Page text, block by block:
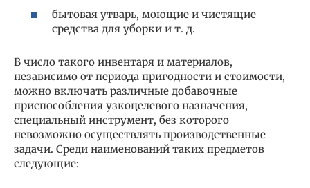
бытовая утварь, моющие и чистящие
средства для уборки и т. д.
В число такого инвентаря и материалов,
независимо от периода пригодности и стоимости,
можно включать различные добавочные
приспособления узкоцелевого назначения,
специальный инструмент, без которого
невозможно осуществлять производственные
задачи. Среди наименований таких предметов
следующие: